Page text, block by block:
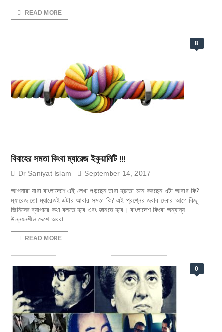
READ MORE
8
বিবাহের সমতা কিংবা ম্যারেজ ইকুয়ালিটি !!!
Dr Saniyat Islam September 14, 2017
আপনারা যারা বাংলাদেশে এই লেখা পড়ছেন তারা হয়তো মনে করছেন এটা আবার কি?
ম্যারেজ তো ম্যারেজই এটার আবার সমতা কি? এই প্রশ্নের জবাব দেবার আগে কিছু
জিনিসের ব্যাপারে কথা বলতে হবে এবং জানতে হবে। বাংলাদেশ কিংবা অন্যান্য
উন্নয়নশীল দেশে অথবা
READ MORE
0